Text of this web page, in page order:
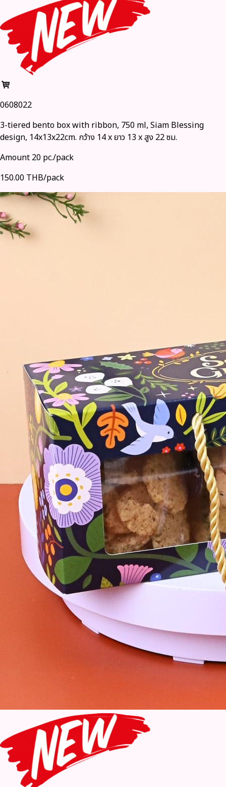
0608022
3-tiered bento box with ribbon, 750 ml, Siam Blessing
design, 14x13x22cm. กว้าง 14 x ยาว 13 x สูง 22 ซม.
Amount 20 pc./pack
150.00 THB/pack